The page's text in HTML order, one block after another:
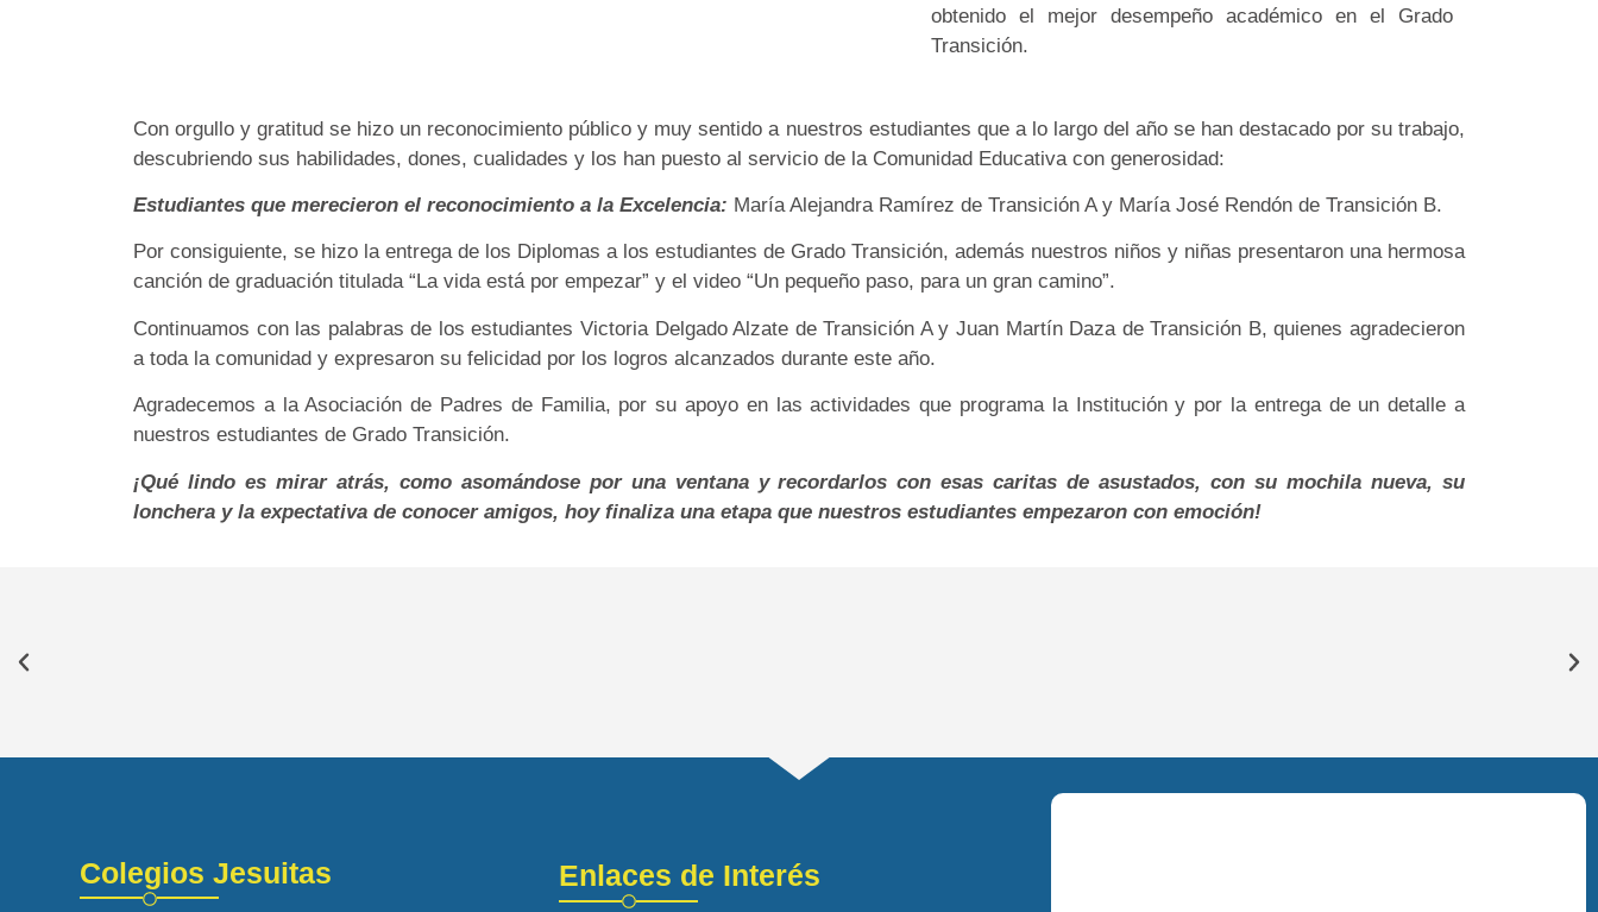
obtenido el mejor desempeño académico en el Grado
Transición.
Con orgullo y gratitud se hizo un reconocimiento público y muy sentido a nuestros estudiantes que a lo largo del año se han destacado por su trabajo,
descubriendo sus habilidades, dones, cualidades y los han puesto al servicio de la Comunidad Educativa con generosidad:
Estudiantes que merecieron el reconocimiento a la Excelencia: María Alejandra Ramírez de Transición A y María José Rendón de Transición B.
Por consiguiente, se hizo la entrega de los Diplomas a los estudiantes de Grado Transición, además nuestros niños y niñas presentaron una hermosa
canción de graduación titulada “La vida está por empezar” y el video “Un pequeño paso, para un gran camino”.
Continuamos con las palabras de los estudiantes Victoria Delgado Alzate de Transición A y Juan Martín Daza de Transición B, quienes agradecieron
a toda la comunidad y expresaron su felicidad por los logros alcanzados durante este año.
Agradecemos a la Asociación de Padres de Familia, por su apoyo en las actividades que programa la Institución y por la entrega de un detalle a
nuestros estudiantes de Grado Transición.
¡Qué lindo es mirar atrás, como asomándose por una ventana y recordarlos con esas caritas de asustados, con su mochila nueva, su
lonchera y la expectativa de conocer amigos, hoy finaliza una etapa que nuestros estudiantes empezaron con emoción!
Colegios Jesuitas Enlaces de Interés